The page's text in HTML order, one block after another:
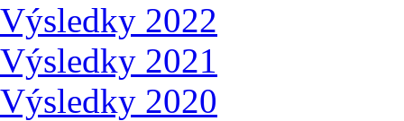
Výsledky 2022
Výsledky 2021
Výsledky 2020